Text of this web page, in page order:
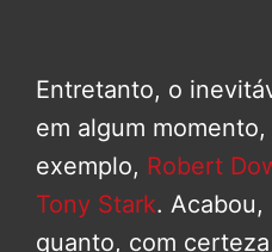
Entretanto, o
em algum
exemplo, Robert
Tony Stark. Acabou,
quanto, com